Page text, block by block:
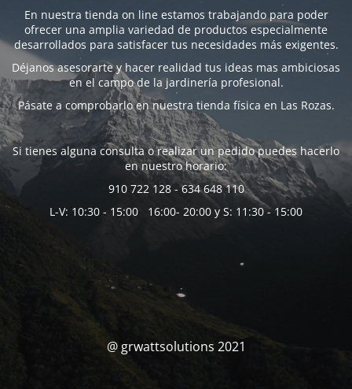
En nuestra tienda on line estamos trabajando para poder
ofrecer una amplia variedad de productos especialmente
desarrollados para satisfacer tus necesidades más exigentes.
Déjanos asesorarte y hacer realidad tus ideas mas ambiciosas
en el campo de la jardinería profesional.
Pásate a comprobarlo en nuestra tienda física en Las Rozas.
Si tienes alguna consulta o realizar un pedido puedes hacerlo
en nuestro horario:
910 722 128 - 634 648 110
L-V: 10:30 - 15:00 16:00- 20:00 y S: 11:30 - 15:00
@ grwattsolutions 2021